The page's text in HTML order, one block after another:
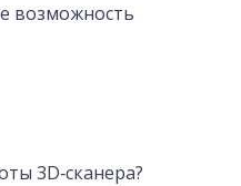
возможность
3D‑сканера?